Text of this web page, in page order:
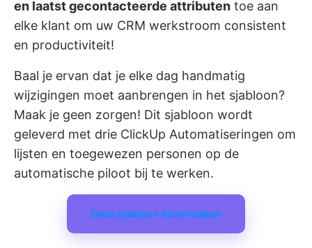
en laatst gecontacteerde attributen toe aan
elke klant om uw CRM werkstroom consistent
en productiviteit!
Baal je ervan dat je elke dag handmatig
wijzigingen moet aanbrengen in het sjabloon?
Maak je geen zorgen! Dit sjabloon wordt
geleverd met drie ClickUp Automatiseringen om
lijsten en toegewezen personen op de
automatische piloot bij te werken.
Deze sjabloon downloaden